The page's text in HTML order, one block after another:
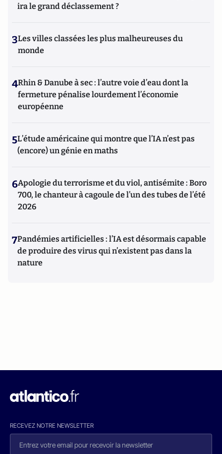
ira le grand déclassement ?
3Les villes classées les plus malheureuses du
monde
4Rhin & Danube à sec : l’autre voie d’eau dont la
fermeture pénalise lourdement l’économie
européenne
5L’étude américaine qui montre que l’IA n’est pas
(encore) un génie en maths
6Apologie du terrorisme et du viol, antisémite : Boro
700, le chanteur à cagoule de l’un des tubes de l’été
2026
7Pandémies artificielles : l’IA est désormais capable
de produire des virus qui n’existent pas dans la
nature
RECEVEZ NOTRE NEWSLETTER